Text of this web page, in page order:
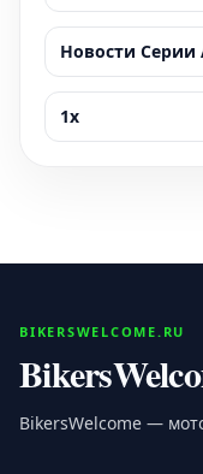
Новости Серии
1x
BIKERSWELCOME.RU
BikersWelcome —